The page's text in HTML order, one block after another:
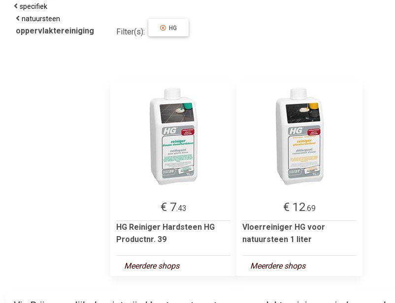
specifiek
natuursteen
oppervlaktereiniging Filter(s): HG
€ 7.43
HG Reiniger Hardsteen HG
Productnr. 39
Meerdere shops
€ 12.69
Vloerreiniger HG voor
natuursteen 1 liter
Meerdere shops